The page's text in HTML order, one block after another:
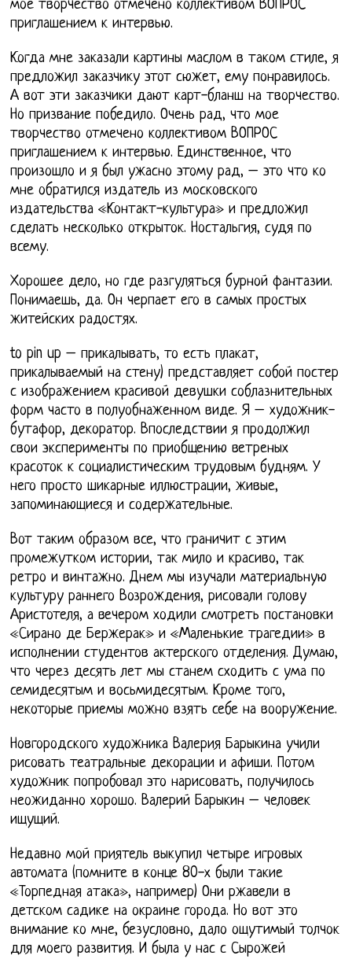
мое творчество отмечено коллективом ВОПРОС
приглашением к интервью.
Когда мне заказали картины маслом в таком стиле, я
предложил заказчику этот сюжет, ему понравилось.
А вот эти заказчики дают карт-бланш на творчество.
Но призвание победило. Очень рад, что мое
творчество отмечено коллективом ВОПРОС
приглашением к интервью. Единственное, что
произошло и я был ужасно этому рад, – это что ко
мне обратился издатель из московского
издательства «Контакт-культура» и предложил
сделать несколько открыток. Ностальгия, судя по
всему.
Хорошее дело, но где разгуляться бурной фантазии.
Понимаешь, да. Он черпает его в самых простых
житейских радостях.
to pin up – прикалывать, то есть плакат,
прикалываемый на стену) представляет собой постер
с изображением красивой девушки соблазнительных
форм часто в полуобнаженном виде. Я – художник-
бутафор, декоратор. Впоследствии я продолжил
свои эксперименты по приобщению ветреных
красоток к социалистическим трудовым будням. У
него просто шикарные иллюстрации, живые,
запоминающиеся и содержательные.
Вот таким образом все, что граничит с этим
промежутком истории, так мило и красиво, так
ретро и винтажно. Днем мы изучали материальную
культуру раннего Возрождения, рисовали голову
Аристотеля, а вечером ходили смотреть постановки
«Сирано де Бержерак» и «Маленькие трагедии» в
исполнении студентов актерского отделения. Думаю,
что через десять лет мы станем сходить с ума по
семидесятым и восьмидесятым. Кроме того,
некоторые приемы можно взять себе на вооружение.
Новгородского художника Валерия Барыкина учили
рисовать театральные декорации и афиши. Потом
художник попробовал это нарисовать, получилось
неожиданно хорошо. Валерий Барыкин – человек
ищущий.
Недавно мой приятель выкупил четыре игровых
автомата (помните в конце 80-х были такие
«Торпедная атака», например) Они ржавели в
детском садике на окраине города. Но вот это
внимание ко мне, безусловно, дало ощутимый толчок
для моего развития. И была у нас с Сырожей